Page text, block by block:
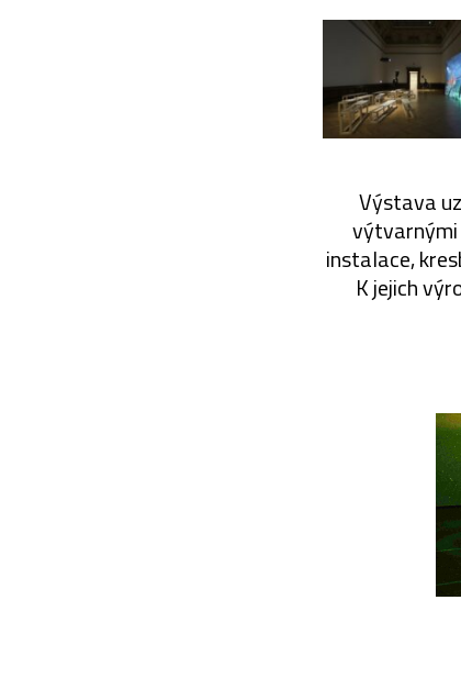
Výstava
výtvarnými
instalace,
K jejich